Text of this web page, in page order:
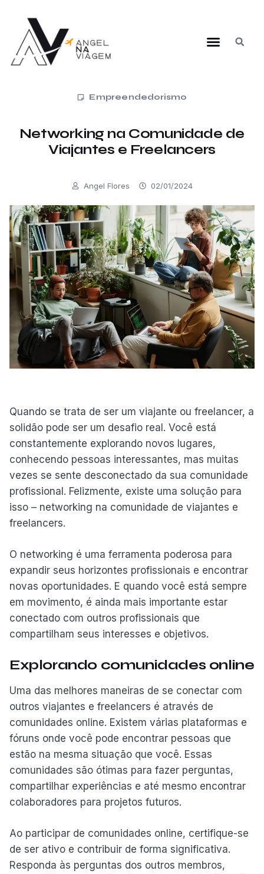
Empreendedorismo
Networking na Comunidade de
Viajantes e Freelancers
Angel Flores 02/01/2024
Quando se trata de ser um viajante ou freelancer, a
solidão pode ser um desafio real. Você está
constantemente explorando novos lugares,
conhecendo pessoas interessantes, mas muitas
vezes se sente desconectado da sua comunidade
profissional. Felizmente, existe uma solução para
isso – networking na comunidade de viajantes e
freelancers.
O networking é uma ferramenta poderosa para
expandir seus horizontes profissionais e encontrar
novas oportunidades. E quando você está sempre
em movimento, é ainda mais importante estar
conectado com outros profissionais que
compartilham seus interesses e objetivos.
Explorando comunidades online
Uma das melhores maneiras de se conectar com
outros viajantes e freelancers é através de
comunidades online. Existem várias plataformas e
fóruns onde você pode encontrar pessoas que
estão na mesma situação que você. Essas
comunidades são ótimas para fazer perguntas,
compartilhar experiências e até mesmo encontrar
colaboradores para projetos futuros.
Ao participar de comunidades online, certifique-se
de ser ativo e contribuir de forma significativa.
Responda às perguntas dos outros membros,